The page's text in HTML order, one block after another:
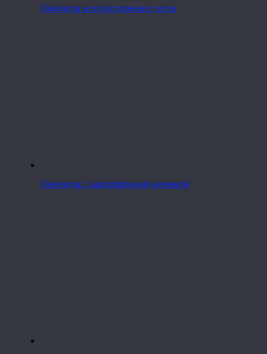
Хачапури из полуслоеного теста
Хачапури с картофельной начинкой